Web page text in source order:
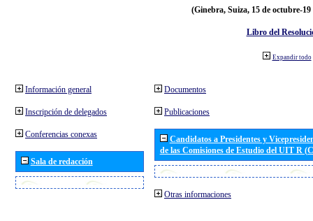
(Ginebra, Suiza, 15 de octubre-19
Libro del
Expandir todo
Información general
Inscripción de delegados
Conferencias conexas
Sala de redacción
Documentos
Publicaciones
Candidatos a Presidentes y
de las Comisiones de Estudio del UIT R
Otras informaciones